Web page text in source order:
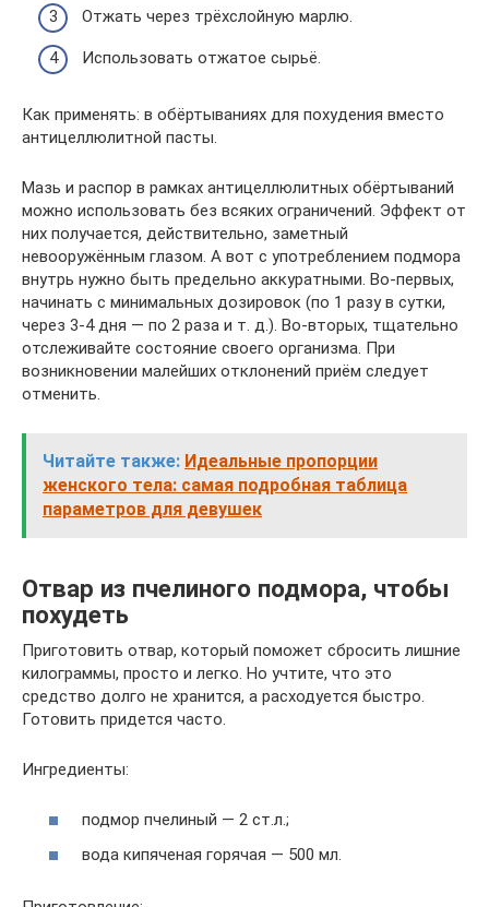
Отжать через трёхслойную марлю.
Использовать отжатое сырьё.
Как применять: в обёртываниях для похудения вместо
антицеллюлитной пасты.
Мазь и распор в рамках антицеллюлитных обёртываний
можно использовать без всяких ограничений. Эффект от
них получается, действительно, заметный
невооружённым глазом. А вот с употреблением подмора
внутрь нужно быть предельно аккуратными. Во-первых,
начинать с минимальных дозировок (по 1 разу в сутки,
через 3-4 дня — по 2 раза и т. д.). Во-вторых, тщательно
отслеживайте состояние своего организма. При
возникновении малейших отклонений приём следует
отменить.
Читайте также: Идеальные пропорции
женского тела: самая подробная таблица
параметров для девушек
Отвар из пчелиного подмора, чтобы
похудеть
Приготовить отвар, который поможет сбросить лишние
килограммы, просто и легко. Но учтите, что это
средство долго не хранится, а расходуется быстро.
Готовить придется часто.
Ингредиенты:
подмор пчелиный — 2 ст.л.;
вода кипяченая горячая — 500 мл.